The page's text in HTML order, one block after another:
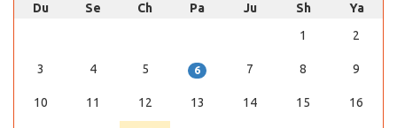
Du Se Ch Pa Ju Sh
Ya
1
2
3 4 5 6 7 8 9
10 11 12 13 14 15 16